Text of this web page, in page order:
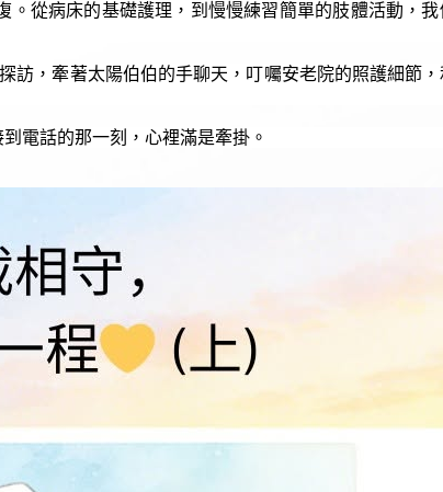
從病床的基礎護理，到慢慢練習簡單的肢體活動，
訪，牽著太陽伯伯的手聊天，叮囑安老院的照護細節，
電話的那一刻，心裡滿是牽掛。